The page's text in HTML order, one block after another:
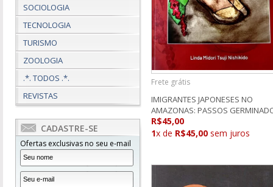
SOCIOLOGIA
TECNOLOGIA
TURISMO
ZOOLOGIA
.*. TODOS .*.
REVISTAS
CADASTRE-SE
Ofertas exclusivas no seu e-mail
Frete grátis
IMIGRANTES JAPONESES NO
AMAZONAS: PASSOS
R$45,00
1x de R$45,00 sem juros